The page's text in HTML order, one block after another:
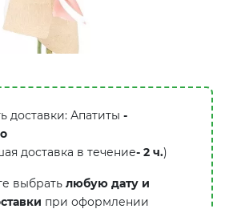
доставки: Апатиты -
доставка в течение- 2 ч.)
выбрать любую дату и
при оформлении